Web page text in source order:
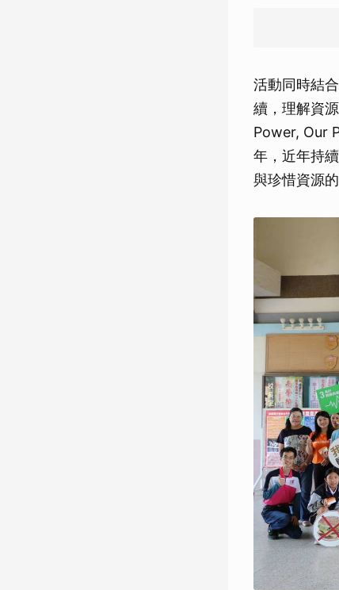
活動同時結
續，理解資
Power, Our
年，近年持
與珍惜資源